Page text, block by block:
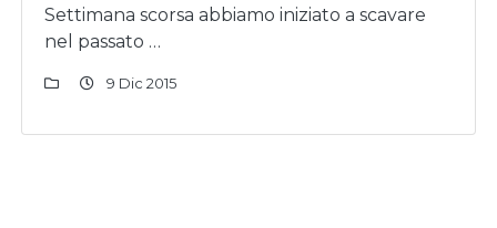
Settimana scorsa abbiamo iniziato a scavare
nel passato …
9 Dic 2015